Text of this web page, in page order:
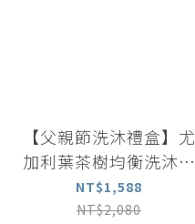
【父親節洗沐禮盒】尤
加利葉茶樹均衡洗沐組
(沐浴露500ml+洗髮露
500ml) |中油性適用
NT$1,588
NT$2,080